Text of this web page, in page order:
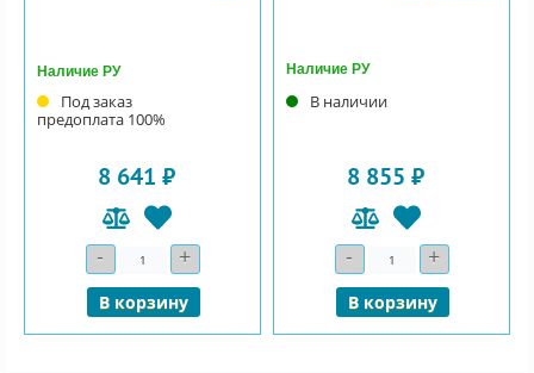
Наличие РУ
Под заказ
предоплата 100%
8 641 ₽
- Количество+
В корзину
Наличие РУ
В наличии
8 855 ₽
- Количество+
В корзину